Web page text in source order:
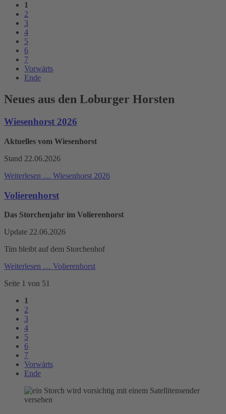
1
2
3
4
5
6
7
Vorwärts
Ende
Neues aus den Loburger Horsten
Wiesenhorst 2026
Aktuelles vom Wiesenhorst
Stand 22.06.2026
Weiterlesen … Wiesenhorst 2026
Volierenhorst
Das Storchenjahr im Volierenhorst
Update 22.06.2026
Tim bleibt auf dem Storchenhof
Weiterlesen … Volierenhorst
Seite 1 von 51
1
2
3
4
5
6
7
Vorwärts
Ende